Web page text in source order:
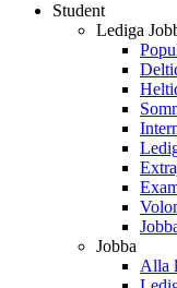
Student
Lediga
Jobba
Alla